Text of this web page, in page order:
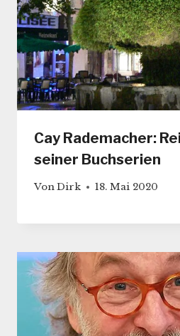
Cay Rademacher:
seiner Buchserien
VonDirk 18. Mai 2020